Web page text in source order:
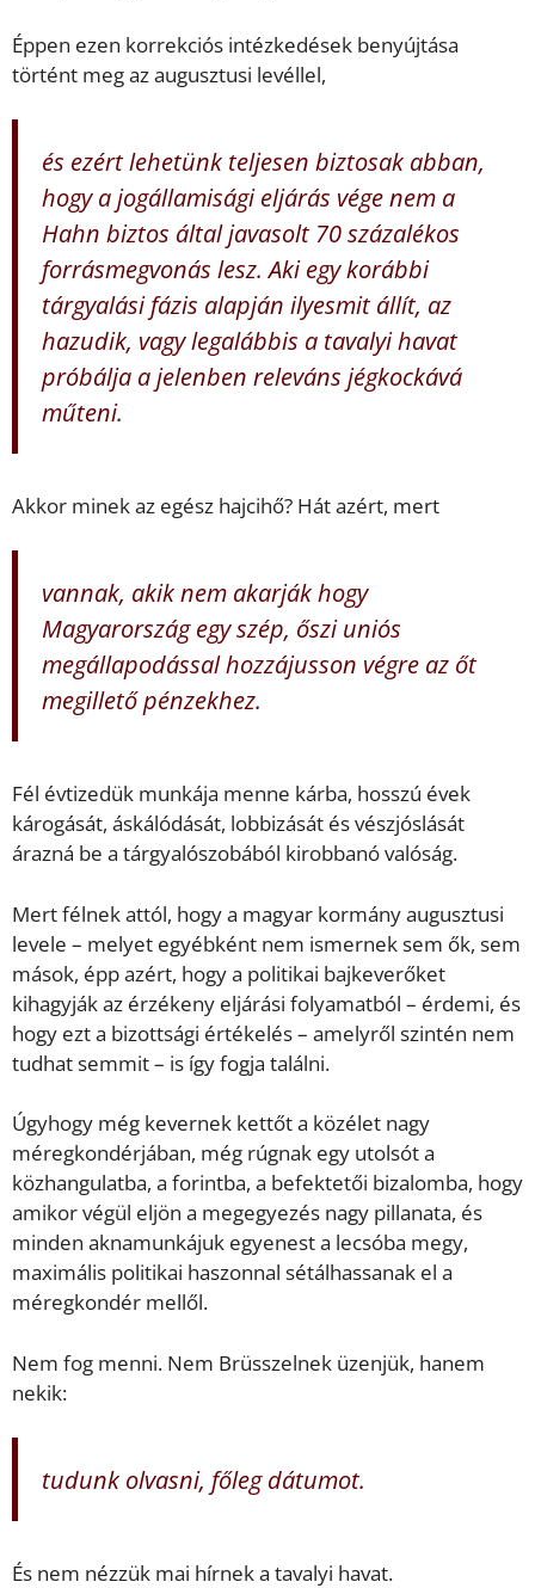
Éppen ezen korrekciós intézkedések benyújtása
történt meg az augusztusi levéllel,
és ezért lehetünk teljesen biztosak abban,
hogy a jogállamisági eljárás vége nem a
Hahn biztos által javasolt 70 százalékos
forrásmegvonás lesz. Aki egy korábbi
tárgyalási fázis alapján ilyesmit állít, az
hazudik, vagy legalábbis a tavalyi havat
próbálja a jelenben releváns jégkockává
műteni.
Akkor minek az egész hajcihő? Hát azért, mert
vannak, akik nem akarják hogy
Magyarország egy szép, őszi uniós
megállapodással hozzájusson végre az őt
megillető pénzekhez.
Fél évtizedük munkája menne kárba, hosszú évek
károgását, áskálódását, lobbizását és vészjóslását
árazná be a tárgyalószobából kirobbanó valóság.
Mert félnek attól, hogy a magyar kormány augusztusi
levele – melyet egyébként nem ismernek sem ők, sem
mások, épp azért, hogy a politikai bajkeverőket
kihagyják az érzékeny eljárási folyamatból – érdemi, és
hogy ezt a bizottsági értékelés – amelyről szintén nem
tudhat semmit – is így fogja találni.
Úgyhogy még kevernek kettőt a közélet nagy
méregkondérjában, még rúgnak egy utolsót a
közhangulatba, a forintba, a befektetői bizalomba, hogy
amikor végül eljön a megegyezés nagy pillanata, és
minden aknamunkájuk egyenest a lecsóba megy,
maximális politikai haszonnal sétálhassanak el a
méregkondér mellől.
Nem fog menni. Nem Brüsszelnek üzenjük, hanem
nekik:
tudunk olvasni, főleg dátumot.
És nem nézzük mai hírnek a tavalyi havat.